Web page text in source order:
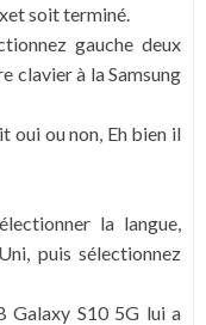
soit terminé.
gauche deux
clavier à la Samsung
oui ou non, Eh bien il
la langue,
puis sélectionnez
Galaxy S10 5G lui a